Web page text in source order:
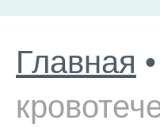
Главная •